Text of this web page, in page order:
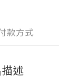
款方式
述